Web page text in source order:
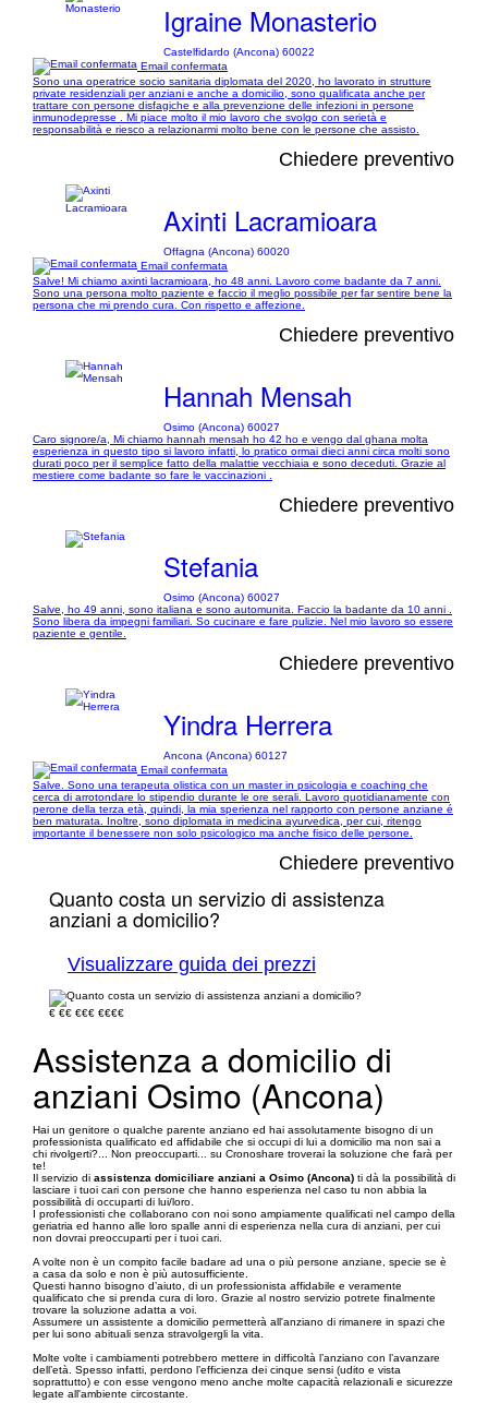
Igraine Monasterio
Castelfidardo (Ancona) 60022
Email confermata
Sono una operatrice socio sanitaria diplomata del 2020, ho lavorato in strutture
private residenziali per anziani e anche a domicilio, sono qualificata anche per
trattare con persone disfagiche e alla prevenzione delle infezioni in persone
inmunodepresse . Mi piace molto il mio lavoro che svolgo con serietà e
responsabilità e riesco a relazionarmi molto bene con le persone che assisto.
Chiedere preventivo
Axinti Lacramioara
Offagna (Ancona) 60020
Email confermata
Salve! Mi chiamo axinti lacramioara, ho 48 anni. Lavoro come badante da 7 anni.
Sono una persona molto paziente e faccio il meglio possibile per far sentire bene la
persona che mi prendo cura. Con rispetto e affezione.
Chiedere preventivo
Hannah Mensah
Osimo (Ancona) 60027
Caro signore/a, Mi chiamo hannah mensah ho 42 ho e vengo dal ghana molta
esperienza in questo tipo si lavoro infatti, lo pratico ormai dieci anni circa molti sono
durati poco per il semplice fatto della malattie vecchiaia e sono deceduti. Grazie al
mestiere come badante so fare le vaccinazioni .
Chiedere preventivo
Stefania
Osimo (Ancona) 60027
Salve, ho 49 anni, sono italiana e sono automunita. Faccio la badante da 10 anni .
Sono libera da impegni familiari. So cucinare e fare pulizie. Nel mio lavoro so essere
paziente e gentile.
Chiedere preventivo
Yindra Herrera
Ancona (Ancona) 60127
Email confermata
Salve. Sono una terapeuta olistica con un master in psicologia e coaching che
cerca di arrotondare lo stipendio durante le ore serali. Lavoro quotidianamente con
perone della terza età, quindi, la mia sperienza nel rapporto con persone anziane é
ben maturata. Inoltre, sono diplomata in medicina ayurvedica, per cui, ritengo
importante il benessere non solo psicologico ma anche fisico delle persone.
Chiedere preventivo
Quanto costa un servizio di assistenza
anziani a domicilio?
Visualizzare guida dei prezzi
€ €€ €€€ €€€€
Assistenza a domicilio di
anziani Osimo (Ancona)
Hai un genitore o qualche parente anziano ed hai assolutamente bisogno di un
professionista qualificato ed affidabile che si occupi di lui a domicilio ma non sai a
chi rivolgerti?... Non preoccuparti... su Cronoshare troverai la soluzione che farà per
te!
Il servizio di assistenza domiciliare anziani a Osimo (Ancona) ti dà la possibilità di
lasciare i tuoi cari con persone che hanno esperienza nel caso tu non abbia la
possibilità di occuparti di lui/loro.
I professionisti che collaborano con noi sono ampiamente qualificati nel campo della
geriatria ed hanno alle loro spalle anni di esperienza nella cura di anziani, per cui
non dovrai preoccuparti per i tuoi cari.
A volte non è un compito facile badare ad una o più persone anziane, specie se è
a casa da solo e non è più autosufficiente.
Questi hanno bisogno d’aiuto, di un professionista affidabile e veramente
qualificato che si prenda cura di loro. Grazie al nostro servizio potrete finalmente
trovare la soluzione adatta a voi.
Assumere un assistente a domicilio permetterà all'anziano di rimanere in spazi che
per lui sono abituali senza stravolgergli la vita.
Molte volte i cambiamenti potrebbero mettere in difficoltà l’anziano con l’avanzare
dell’età. Spesso infatti, perdono l’efficienza dei cinque sensi (udito e vista
soprattutto) e con esse vengono meno anche molte capacità relazionali e sicurezze
legate all'ambiente circostante.